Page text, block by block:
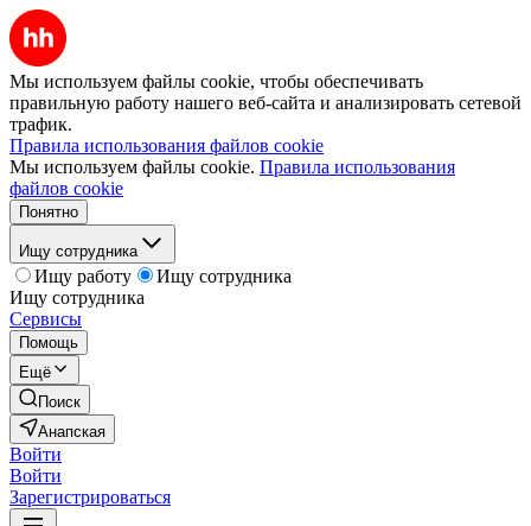
Мы используем файлы cookie, чтобы обеспечивать
правильную работу нашего веб-сайта и анализировать сетевой
трафик.
Правила использования файлов cookie
Мы используем файлы cookie. Правила использования
файлов cookie
Понятно
Ищу сотрудника
Ищу работу
Ищу сотрудника
Ищу сотрудника
Сервисы
Помощь
Ещё
Поиск
Анапская
Войти
Войти
Зарегистрироваться